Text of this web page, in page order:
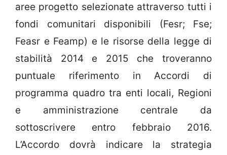
aree progetto selezionate attraverso tutti i
fondi comunitari disponibili (Fesr; Fse;
Feasr e Feamp) e le risorse della legge di
stabilità 2014 e 2015 che troveranno
puntuale riferimento in Accordi di
programma quadro tra enti locali, Regioni
e amministrazione centrale da
sottoscrivere entro febbraio 2016.
L’Accordo dovrà indicare la strategia